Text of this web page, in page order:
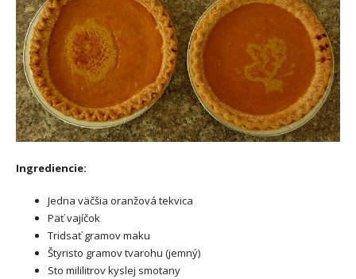
Ingrediencie:
Jedna väčšia oranžová tekvica
Päť vajíčok
Tridsať gramov maku
Štyristo gramov tvarohu (jemný)
Sto mililitrov kyslej smotany